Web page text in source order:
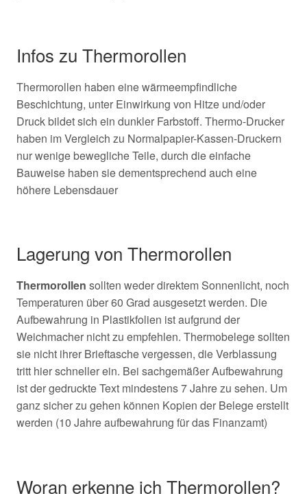
Infos zu Thermorollen
Thermorollen haben eine wärmeempfindliche
Beschichtung, unter Einwirkung von Hitze und/oder
Druck bildet sich ein dunkler Farbstoff. Thermo-Drucker
haben im Vergleich zu Normalpapier-Kassen-Druckern
nur wenige bewegliche Teile, durch die einfache
Bauweise haben sie dementsprechend auch eine
höhere Lebensdauer
Lagerung von Thermorollen
Thermorollen sollten weder direktem Sonnenlicht, noch
Temperaturen über 60 Grad ausgesetzt werden. Die
Aufbewahrung in Plastikfolien ist aufgrund der
Weichmacher nicht zu empfehlen. Thermobelege sollten
sie nicht ihrer Brieftasche vergessen, die Verblassung
tritt hier schneller ein. Bei sachgemäßer Aufbewahrung
ist der gedruckte Text mindestens 7 Jahre zu sehen. Um
ganz sicher zu gehen können Kopien der Belege erstellt
werden (10 Jahre aufbewahrung für das Finanzamt)
Woran erkenne ich Thermorollen?